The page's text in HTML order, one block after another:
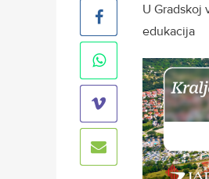
U Gradskoj
edukacija